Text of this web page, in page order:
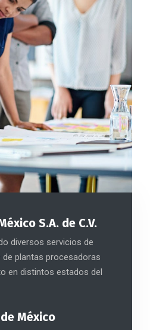
S.A. de C.V.
diversos servicios de
de plantas procesadoras
en distintos estados del
México